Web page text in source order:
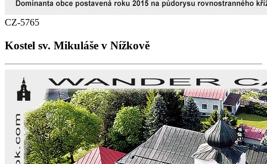
CZ-5765
Kostel sv. Mikuláše v Nížkově